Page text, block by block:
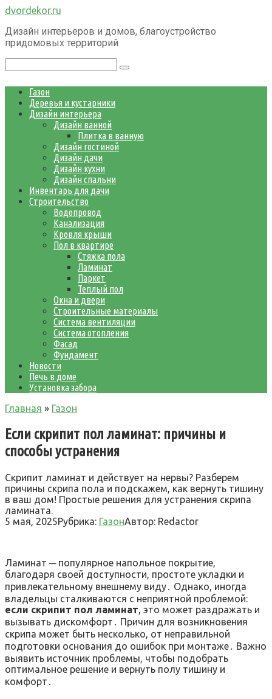
Перейти
контенту
dvordekor.ru
Дизайн интерьеров и домов, благоустройство
придомовых территорий
Газон
Деревья и кустарники
Дизайн интерьера
Дизайн ванной
Плитка в ванную
Дизайн гостиной
Дизайн дачи
Дизайн кухни
Дизайн спальни
Инвентарь для дачи
Строительство
Водопровод
Канализация
Кровля крыши
Пол в квартире
Стяжка пола
Ламинат
Паркет
Теплый пол
Окна и двери
Строительные материалы
Система вентиляции
Система отопления
Фасад
Фундамент
Новости
Печь в доме
Установка забора
Главная » Газон
Если скрипит пол ламинат: причины и
способы устранения
Скрипит ламинат и действует на нервы? Разберем
причины скрипа пола и подскажем, как вернуть тишину
в ваш дом! Простые решения для устранения скрипа
ламината.
5 мая, 2025Рубрика: ГазонАвтор: Redactor
Ламинат ─ популярное напольное покрытие,
благодаря своей доступности, простоте укладки и
привлекательному внешнему виду․ Однако, иногда
владельцы сталкиваются с неприятной проблемой:
если скрипит пол ламинат, это может раздражать и
вызывать дискомфорт․ Причин для возникновения
скрипа может быть несколько, от неправильной
подготовки основания до ошибок при монтаже․ Важно
выявить источник проблемы, чтобы подобрать
оптимальное решение и вернуть полу тишину и
комфорт․